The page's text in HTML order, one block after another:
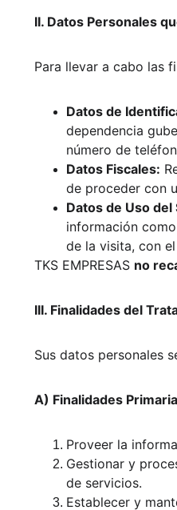
II. Datos Personales
Para llevar a cabo las
Datos de
dependencia
número de
Datos Fiscales:
de proceder con
Datos de Uso del
información
de la visita, con
TKS EMPRESAS no
III. Finalidades del
Sus datos personales
A) Finalidades
Proveer la
Gestionar y
de servicios.
Establecer y